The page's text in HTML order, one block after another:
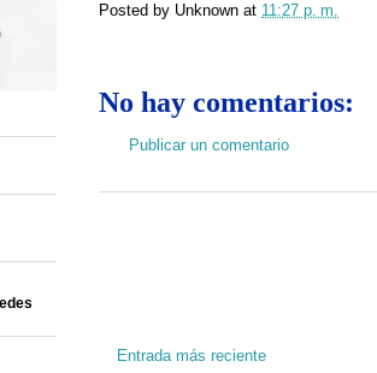
Posted by Unknown at 11:27 p. m.
No hay comentarios:
Publicar un comentario
Entrada más reciente